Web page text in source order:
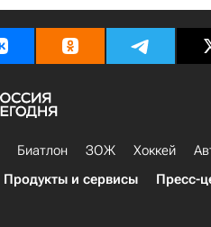
Биатлон ЗОЖ Хоккей
Продукты и сервисы Пресс-